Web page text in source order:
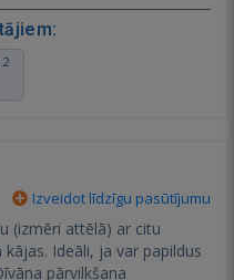
Izveidot līdzīgu pasūtījumu
(izmēri attēlā) ar citu
Ideāli, ja var papildus
aizvešanu/atvešanu. Dīvāna pārvilkšana